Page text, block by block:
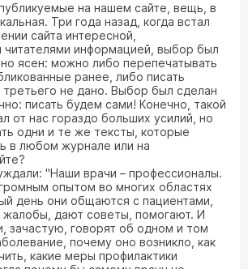
на нашем сайте, вещь, в
Три года назад, когда встал
сайта интересной,
читателями информацией, выбор был
ясен: можно либо перепечатывать
ранее, либо писать
третьего не дано. Выбор был сделан
писать будем сами! Конечно, такой
от нас гораздо больших усилий, но
одни и те же тексты, которые
в любом журнале или на
"Наши врачи – профессионалы.
опытом во многих областях
день они общаются с пациентами,
дают советы, помогают. И
зачастую, говорят об одном и том
почему оно возникло, как
какие меры профилактики